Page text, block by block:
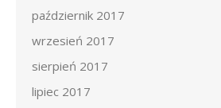
październik 2017
wrzesień 2017
sierpień 2017
lipiec 2017